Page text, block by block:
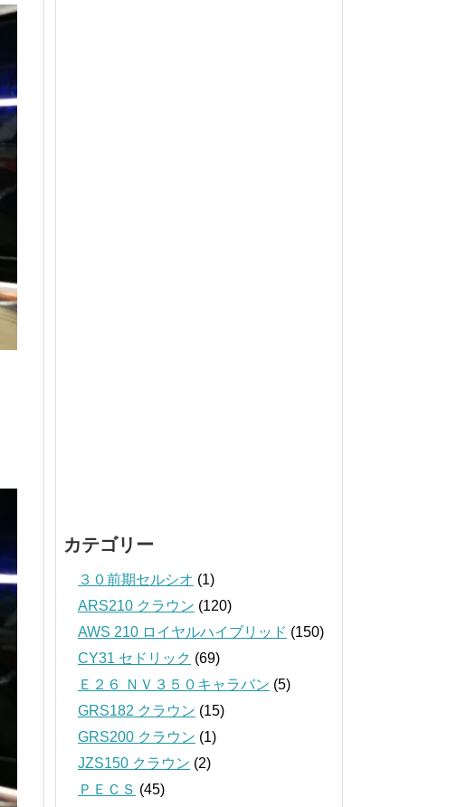
カテゴリー
３０前期セルシオ (1)
ARS210 クラウン (120)
AWS 210 ロイヤルハイブリッド (150)
CY31 セドリック (69)
Ｅ２６ ＮＶ３５０キャラバン (5)
GRS182 クラウン (15)
GRS200 クラウン (1)
JZS150 クラウン (2)
ＰＥＣＳ (45)